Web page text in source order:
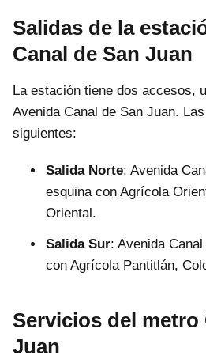
Salidas de la
Canal de San Juan
La estación tiene dos accesos,
Avenida Canal de San Juan.
siguientes:
Salida Norte: Avenida
esquina con Agrícola
Oriental.
Salida Sur: Avenida
con Agrícola Pantitlán,
Servicios del metro
Juan